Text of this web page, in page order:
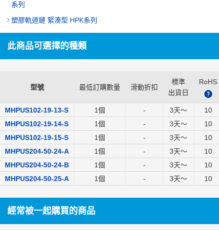
系列
塑膠軌道鏈 緊湊型 HPK系列
此商品可選擇的種類
型號 最低訂購數量 滑動折扣
標準
出貨日
RoHS
MHPUS102-19-13-S
1個 - 3天～
10
MHPUS102-19-14-S
1個 - 3天～
10
MHPUS102-19-15-S
1個 - 3天～
10
MHPUS204-50-24-A
1個 - 3天～
10
MHPUS204-50-24-B
1個 - 3天～
10
MHPUS204-50-25-A
1個 - 3天～ 10
經常被一起購買的商品